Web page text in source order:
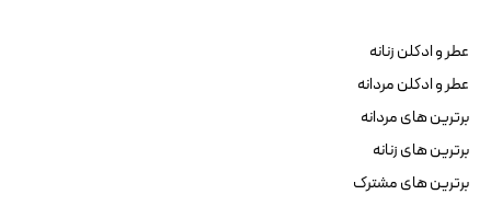
عطر و ادکلن زنانه
عطر و ادکلن مردانه
برترین های مردانه
برترین های زنانه
برترین های مشترک